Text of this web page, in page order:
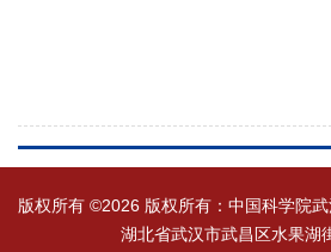
版权所有 ©2026 版权所有：中国科学院
湖北省武汉市武昌区水果湖